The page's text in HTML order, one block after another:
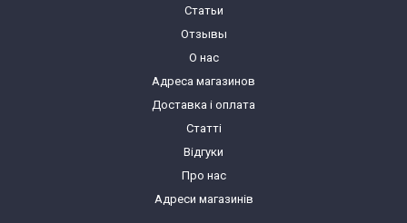
Статьи
Отзывы
О нас
Адреса магазинов
Доставка і оплата
Статті
Відгуки
Про нас
Адреси магазинів